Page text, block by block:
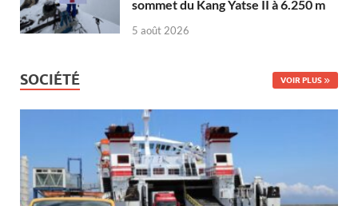
sommet du Kang Yatse II à 6.250 m
5 août 2026
SOCIÉTÉ VOIR PLUS